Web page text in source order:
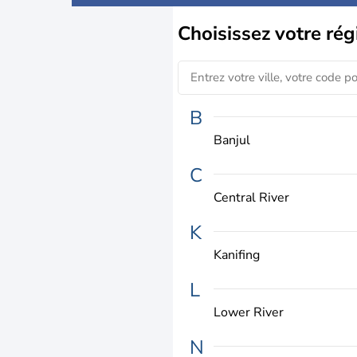
Choisissezvotre
B
Banjul
C
Central River
K
Kanifing
L
Lower River
N